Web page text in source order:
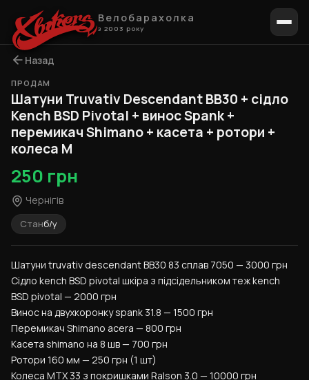
Велобарахолка
з 2003 року
Назад
ПРОДАМ
Шатуни Truvativ Descendant BB30 + сідло
Kench BSD Pivotal + винос Spank +
перемикач Shimano + касета + ротори +
колеса M
250 грн
Чернігів
Станб/у
Шатуни truvativ descendant BB30 83 сплав 7050 — 3000 грн
Сідло kench BSD pivotal шкіра з підсідельником теж kench
BSD pivotal — 2000 грн
Винос на двухкоронку spank 31.8 — 1500 грн
Перемикач Shimano acera — 800 грн
Касета shimano на 8 шв — 700 грн
Ротори 160 мм — 250 грн (1 шт)
Колеса MTX 33 з покришками Ralson 3.0 — 10000 грн